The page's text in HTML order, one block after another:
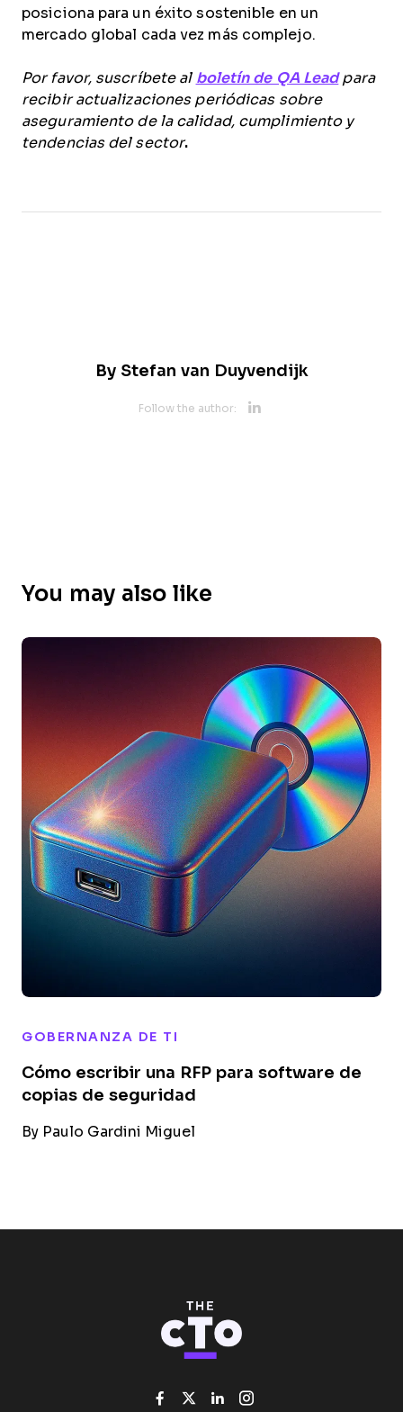
posiciona para un éxito sostenible en un
mercado global cada vez más complejo.
Por favor, suscríbete al boletín de QA Leadpara
recibir actualizaciones periódicas sobre
aseguramiento de la calidad, cumplimiento y
tendencias del sector.
By Stefan van Duyvendijk
Follow the author: Opens new
You may also like
GOBERNANZA DE TI
Cómo escribir una RFP para software de
copias de seguridad
By Paulo Gardini Miguel
Like us on Facebook
Follow us on Twitter
Add us on
Follow us on